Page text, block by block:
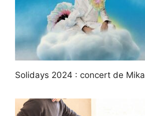
Solidays 2024 : concert de Mika